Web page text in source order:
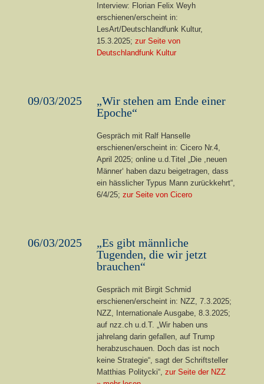
Interview: Florian Felix Weyh
erschienen/erscheint in:
LesArt/Deutschlandfunk Kultur,
15.3.2025; zur Seite von
Deutschlandfunk Kultur
09/03/2025
„Wir stehen am Ende einer
Epoche“
Gespräch mit Ralf Hanselle
erschienen/erscheint in: Cicero Nr.4,
April 2025; online u.d.Titel „Die ,neuen
Männer‘ haben dazu beigetragen, dass
ein hässlicher Typus Mann zurückkehrt“,
6/4/25; zur Seite von Cicero
06/03/2025
„Es gibt männliche
Tugenden, die wir jetzt
brauchen“
Gespräch mit Birgit Schmid
erschienen/erscheint in: NZZ, 7.3.2025;
NZZ, Internationale Ausgabe, 8.3.2025;
auf nzz.ch u.d.T. „Wir haben uns
jahrelang darin gefallen, auf Trump
herabzuschauen. Doch das ist noch
keine Strategie“, sagt der Schriftsteller
Matthias Politycki“, zur Seite der NZZ